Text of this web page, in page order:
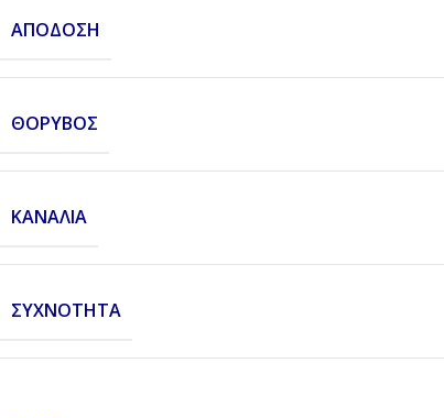
ΑΠΌΔΟΣΗ
ΘΌΡΥΒΟΣ
ΚΑΝΆΛΙΑ
ΣΥΧΝΌΤΗΤΑ